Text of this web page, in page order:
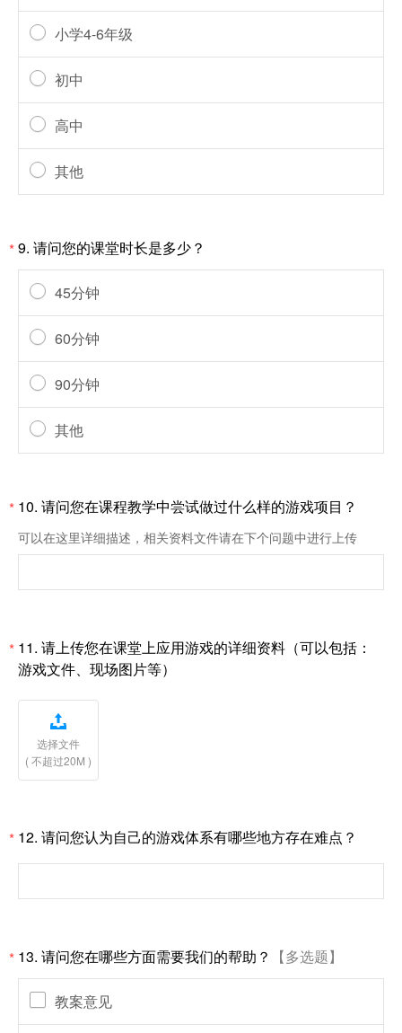
小学4-6年级
初中
高中
其他
*9. 请问您的课堂时长是多少？
45分钟
60分钟
90分钟
其他
* 10. 请问您在课程教学中尝试做过什么样的游戏项目？
可以在这里详细描述，相关资料文件请在下个问题中进行上传
* 11. 请上传您在课堂上应用游戏的详细资料（可以包括：
游戏文件、现场图片等）

选择文件
( 不超过20M )
* 12. 请问您认为自己的游戏体系有哪些地方存在难点？
* 13. 请问您在哪些方面需要我们的帮助？ 【多选题】
教案意见